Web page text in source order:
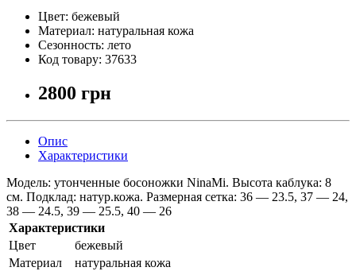
Цвет: бежевый
Материал: натуральная кожа
Сезонность: лето
Код товару: 37633
2800 грн
Опис
Характеристики
Модель: утонченные босоножки NinaMi. Высота каблука: 8
см. Подклад: натур.кожа. Размерная сетка: 36 — 23.5, 37 — 24,
38 — 24.5, 39 — 25.5, 40 — 26
Характеристики
Цвет
бежевый
Материал
натуральная кожа